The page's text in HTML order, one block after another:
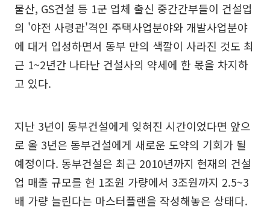
물산, GS건설 등 1군 업체 출신 중간간부들이 건설업
의 '야전 사령관'격인 주택사업분야와 개발사업분야
에 대거 입성하면서 동부 만의 색깔이 사라진 것도 최
근 1~2년간 나타난 건설사의 약세에 한 몫을 차지하
고 있다.
지난 3년이 동부건설에게 잊혀진 시간이었다면 앞으
로 올 3년은 동부건설에게 새로운 도약의 기회가 될
예정이다. 동부건설은 최근 2010년까지 현재의 건설
업 매출 규모를 현 1조원 가량에서 3조원까지 2.5~3
배 가량 늘린다는 마스터플랜을 작성해놓은 상태다.